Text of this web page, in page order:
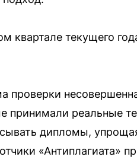
квартале текущего
проверки
принимали реальные
дипломы,
«Антиплагиата»